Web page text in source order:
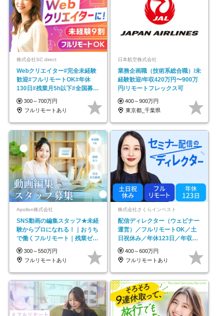
株式会社SC direct
Webクリエイター#完全未経験
歓迎#フルリモートOK#年休
130日#残業月5h以下#全国募集
#最大1年の研修
300～700万円
フルリモートあり
日本航空株式会社
業務企画職（技術系総合職）/未
経験歓迎/年収420万円〜900万
円/リモートフレックス可
400～900万円
東京都_千葉県
Apollon株式会社
SNS動画の編集スタッフ★未経
験からプロになれる！｜おうち
で働くフルリモート｜残業ゼロ
で18時退勤◎
300～550万円
フルリモートあり
株式会社さくらインベスト
配信ディレクター（ウェビナー
運営）／フルリモートOK／土
日祝休み／年休123日／年収
600万円可
400～600万円
フルリモートあり